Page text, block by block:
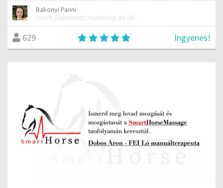
Bakonyi Panni
coach, jógaoktató, marketing- és üzletfejlesztési tanácsadó
629 Ingyenes!